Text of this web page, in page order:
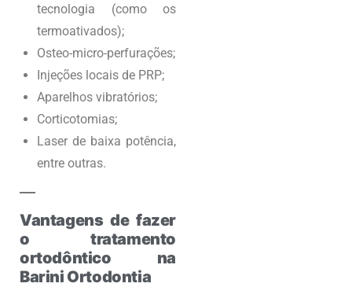
tecnologia (como os
termoativados);
Osteo-micro-perfurações;
Injeções locais de PRP;
Aparelhos vibratórios;
Corticotomias;
Laser de baixa potência,
entre outras.
Vantagens de fazer
o tratamento
ortodôntico na
Barini Ortodontia